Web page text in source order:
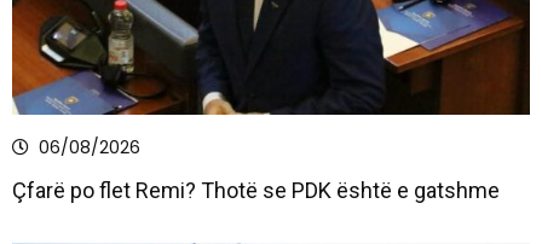
06/08/2026
Çfarë po flet Remi? Thotë se PDK është e gatshme